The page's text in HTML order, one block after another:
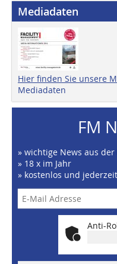
Mediadaten
Hier finden Sie unsere
Mediadaten
FM
» wichtige News aus
» 18 x im Jahr
» kostenlos und
Anti-